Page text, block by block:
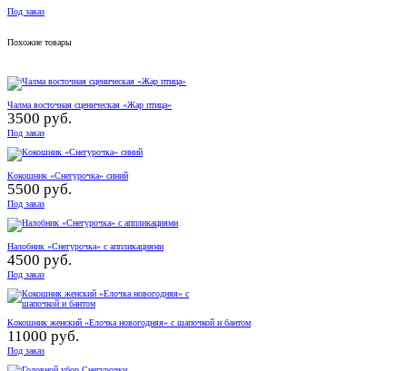
Под заказ
Похожие товары
Чалма восточная сценическая «Жар птица»
3500 руб.
Под заказ
Кокошник «Снегурочка» синий
5500 руб.
Под заказ
Налобник «Снегурочка» с аппликациями
4500 руб.
Под заказ
Кокошник женский «Елочка новогодняя» с шапочкой и бантом
11000 руб.
Под заказ